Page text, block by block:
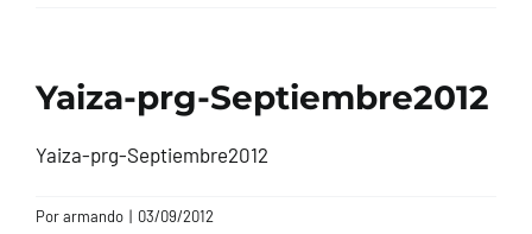
Yaiza-prg-Septiembre2012
Yaiza-prg-Septiembre2012
Porarmando | 03/09/2012